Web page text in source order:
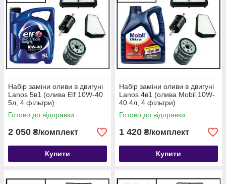
Набір заміни оливи в двигуні
Lanos 5в1 (олива Elf 10W-40
5л, 4 фільтри)
Готово до відправки
2 050 ₴/комплект
Купити
Набір заміни оливи в двигуні
Lanos 4в1 (олива Mobil 10W-
40 4л, 4 фільтри)
Готово до відправки
1 420 ₴/комплект
Купити